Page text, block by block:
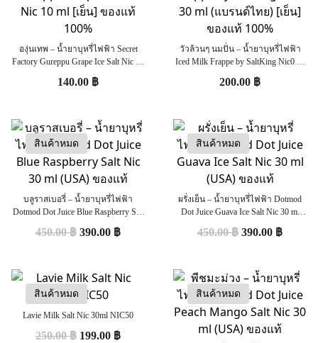
องุ่นเทพ – น้ำยาบุหรี่ไฟฟ้า Secret
Factory Gureppu Grape Ice Salt Nic 10
140.00 ฿
วัวล้วนๆ นมปั่น – น้ำยาบุหรี่ไฟฟ้า
Iced Milk Frappe by SaltKing Nic0 30
200.00 ฿
สินค้าหมด
บลูราสเบอรี่ – น้ำยาบุหรี่ไฟฟ้า
Dotmod Dot Juice Blue Raspberry Salt
450.00฿ 390.00 ฿
สินค้าหมด
ผรั่งเย็น – น้ำยาบุหรี่ไฟฟ้า Dotmod
Dot Juice Guava Ice Salt Nic 30 ml
450.00฿ 390.00 ฿
สินค้าหมด
Lavie Milk Salt Nic 30ml NIC50
250.00฿ 199.00 ฿
สินค้าหมด